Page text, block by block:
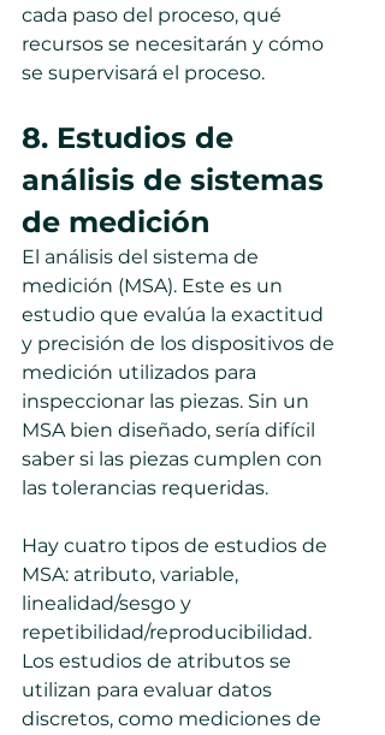
cada paso del proceso, qué
recursos se necesitarán y cómo
se supervisará el proceso.
8. Estudios de
análisis de sistemas
de medición
El análisis del sistema de
medición (MSA). Este es un
estudio que evalúa la exactitud
y precisión de los dispositivos de
medición utilizados para
inspeccionar las piezas. Sin un
MSA bien diseñado, sería difícil
saber si las piezas cumplen con
las tolerancias requeridas.
Hay cuatro tipos de estudios de
MSA: atributo, variable,
linealidad/sesgo y
repetibilidad/reproducibilidad.
Los estudios de atributos se
utilizan para evaluar datos
discretos, como mediciones de